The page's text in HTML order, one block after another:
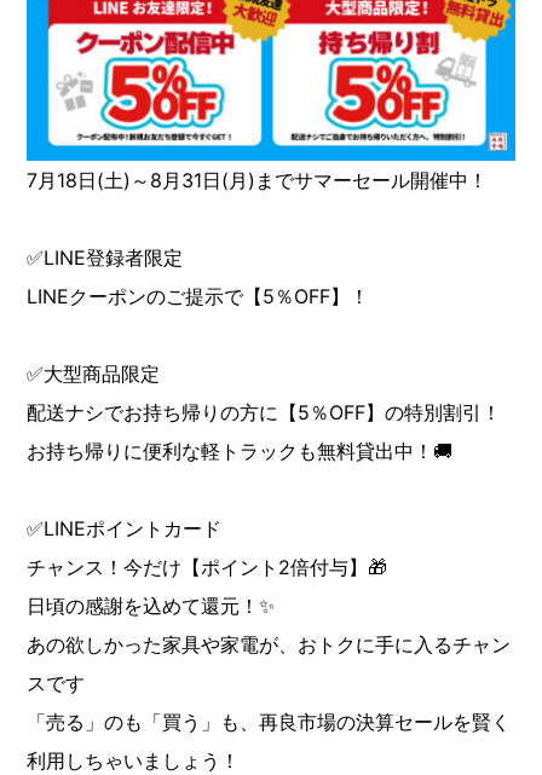
7月18日(土)～8月31日(月)までサマーセール開催中！
✅LINE登録者限定
LINEクーポンのご提示で【5％OFF】！
✅大型商品限定
配送ナシでお持ち帰りの方に【5％OFF】の特別割引！
お持ち帰りに便利な軽トラックも無料貸出中！🚚
✅LINEポイントカード
チャンス！今だけ【ポイント2倍付与】🎁
日頃の感謝を込めて還元！✨
あの欲しかった家具や家電が、おトクに手に入るチャン
スです
「売る」のも「買う」も、再良市場の決算セールを賢く
利用しちゃいましょう！